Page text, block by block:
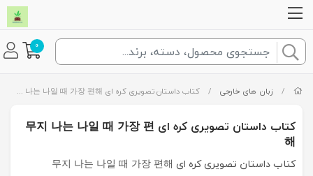
0
/ زبان های خارجی / کتاب داستان تصویری کره ای 무지 나는 나일 때 가장 편해
کتاب داستان تصویری کره ای 무지 나는 나일 때 가장 편
해
کتاب داستان تصویری کره ای 무지 나는 나일 때 가장 편해